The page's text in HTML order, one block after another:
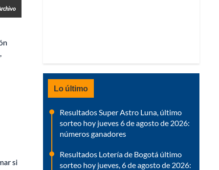
si
Lo último
Resultados Super Astro Luna, último
sorteo hoy jueves 6 de agosto de 2026:
números ganadores
Resultados Lotería de Bogotá último
sorteo hoy jueves, 6 de agosto de 2026: